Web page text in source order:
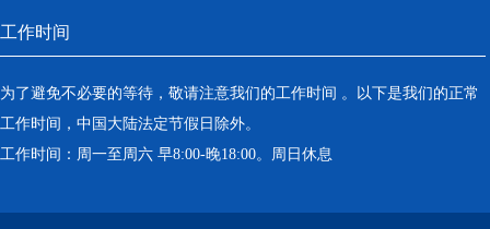
工作时间
为了避免不必要的等待，敬请注意我们的工作时间 。以下是我们的正常
工作时间，中国大陆法定节假日除外。
工作时间：周一至周六 早8:00-晚18:00。周日休息